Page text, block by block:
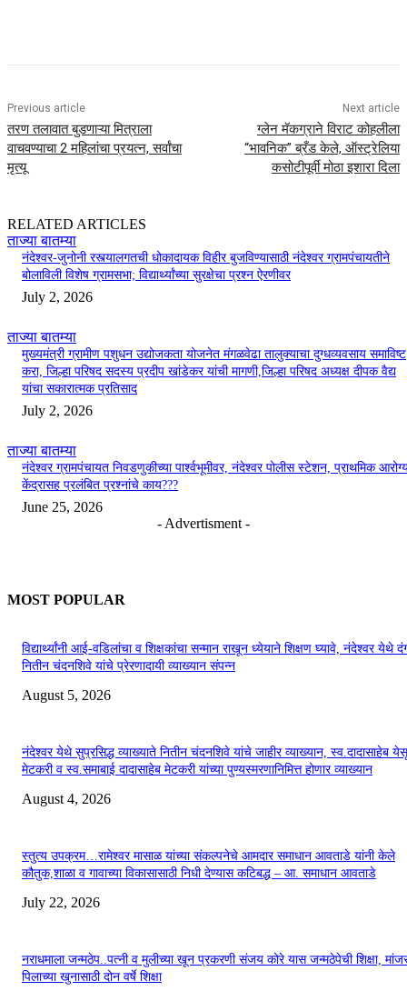
Previous article
तरण तलावात बुडणाऱ्या मित्राला
वाचवण्याचा 2 महिलांचा प्रयत्न, सर्वांचा
मृत्यू
Next article
ग्लेन मॅकग्राने विराट कोहलीला
“भावनिक” ब्रँड केले, ऑस्ट्रेलिया
कसोटीपूर्वी मोठा इशारा दिला
RELATED ARTICLES
ताज्या बातम्या
नंदेश्वर-जुनोनी रस्त्यालगतची धोकादायक विहीर बुजविण्यासाठी नंदेश्वर ग्रामपंचायतीने
बोलाविली विशेष ग्रामसभा; विद्यार्थ्यांच्या सुरक्षेचा प्रश्न ऐरणीवर
July 2, 2026
ताज्या बातम्या
मुख्यमंत्री ग्रामीण पशुधन उद्योजकता योजनेत मंगळवेढा तालुक्याचा दुग्धव्यवसाय समाविष्ट
करा, जिल्हा परिषद सदस्य प्रदीप खांडेकर यांची मागणी,जिल्हा परिषद अध्यक्ष दीपक वैद्य
यांचा सकारात्मक प्रतिसाद
July 2, 2026
ताज्या बातम्या
नंदेश्वर ग्रामपंचायत निवडणुकीच्या पार्श्वभूमीवर, नंदेश्वर पोलीस स्टेशन, प्राथमिक
केंद्रासह प्रलंबित प्रश्नांचे काय???
June 25, 2026
- Advertisment -
MOST POPULAR
विद्यार्थ्यांनी आई-वडिलांचा व शिक्षकांचा सन्मान राखून ध्येयाने शिक्षण घ्यावे, नंदेश्वर येथे
नितीन चंदनशिवे यांचे प्रेरणादायी व्याख्यान संपन्न
August 5, 2026
नंदेश्वर येथे सुप्रसिद्ध व्याख्याते नितीन चंदनशिवे यांचे जाहीर व्याख्यान, स्व.दादासाहेब येसू
मेटकरी व स्व.समाबाई दादासाहेब मेटकरी यांच्या पुण्यस्मरणानिमित्त होणार व्याख्यान
August 4, 2026
स्तुत्य उपक्रम…रामेश्वर मासाळ यांच्या संकल्पनेचे आमदार समाधान आवताडे यांनी केले
कौतुक,शाळा व गावाच्या विकासासाठी निधी देण्यास कटिबद्ध – आ. समाधान आवताडे
July 22, 2026
नराधमाला जन्मठेप..पत्नी व मुलीच्या खून प्रकरणी संजय कोरे यास जन्मठेपेची शिक्षा,
पिलाच्या खुनासाठी दोन वर्षे शिक्षा